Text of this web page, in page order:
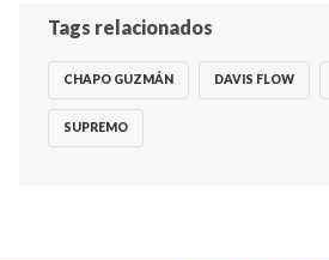
Tags relacionados
CHAPO GUZMÁN DAVIS FLOW
SUPREMO